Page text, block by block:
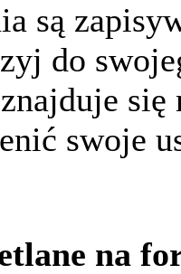
są
do
się
swoje
na